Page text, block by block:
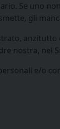
Se uno
gli
nostra, nel
e/o